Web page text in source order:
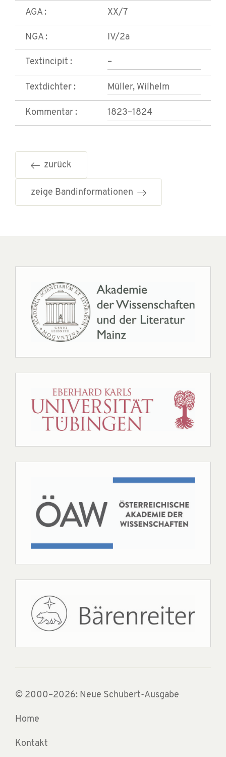
AGA : XX/7
NGA : IV/2a
Textincipit : –
Textdichter : Müller, Wilhelm
Kommentar : 1823–1824
zurück
zeige Bandinformationen
© 2000–2026: Neue Schubert-Ausgabe
Home
Kontakt